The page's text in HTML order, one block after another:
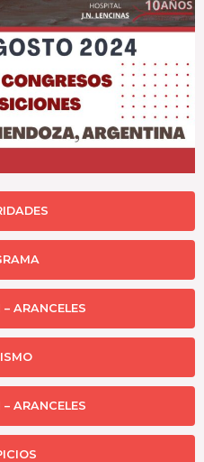
ARANCELES
ARANCELES